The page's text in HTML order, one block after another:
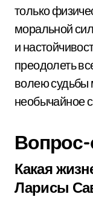
только
моральной
и
преодолеть
волею судьбы
необычайное
Вопрос-
Какая
Ларисы